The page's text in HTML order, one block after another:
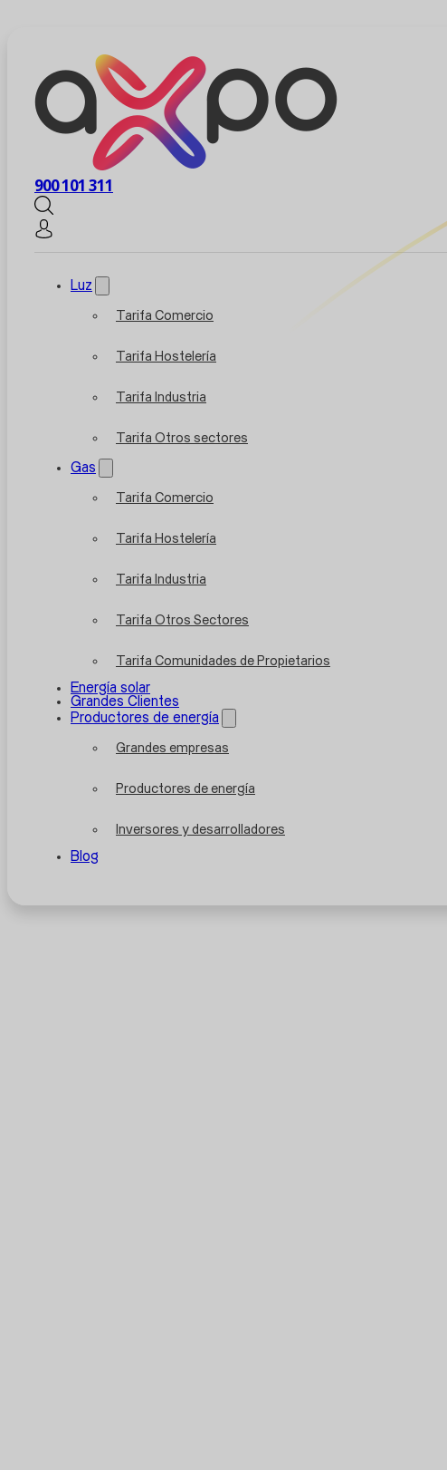
900 101 311
Luz
Tarifa Comercio
Tarifa Hostelería
Tarifa Industria
Tarifa Otros sectores
Gas
Tarifa Comercio
Tarifa Hostelería
Tarifa Industria
Tarifa Otros Sectores
Tarifa Comunidades de Propietarios
Energía solar
Grandes Clientes
Productores de energía
Grandes empresas
Productores de energía
Inversores y desarrolladores
Blog